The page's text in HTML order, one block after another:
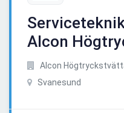
Alcon
Alcon
Svanesund